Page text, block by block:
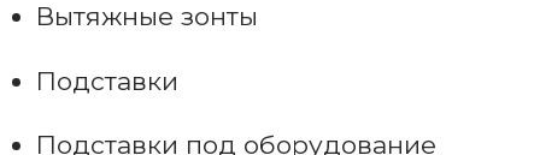
Вытяжные зонты
Подставки
Подставки под оборудование